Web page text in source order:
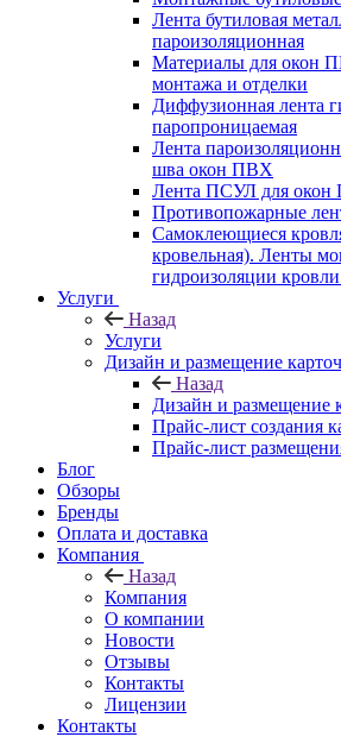
Лента бутиловая
пароизоляционная
Материалы для окон
монтажа и отделки
Диффузионная лента
паропроницаемая
Лента
шва окон ПВХ
Лента ПСУЛ для
Противопожарные
Самоклеющиеся
кровельная). Ленты
гидроизоляции
Услуги
Назад
Услуги
Дизайн и размещение
Назад
Дизайн и размещение
Прайс-лист создания
Прайс-лист
Блог
Обзоры
Бренды
Оплата и доставка
Компания
Назад
Компания
О компании
Новости
Отзывы
Контакты
Лицензии
Контакты